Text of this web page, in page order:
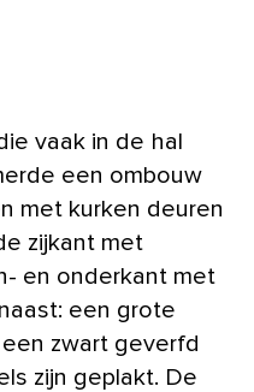
vaak in de hal
een ombouw
met kurken deuren
zijkant met
en onderkant met
een grote
zwart geverfd
zijn geplakt. De